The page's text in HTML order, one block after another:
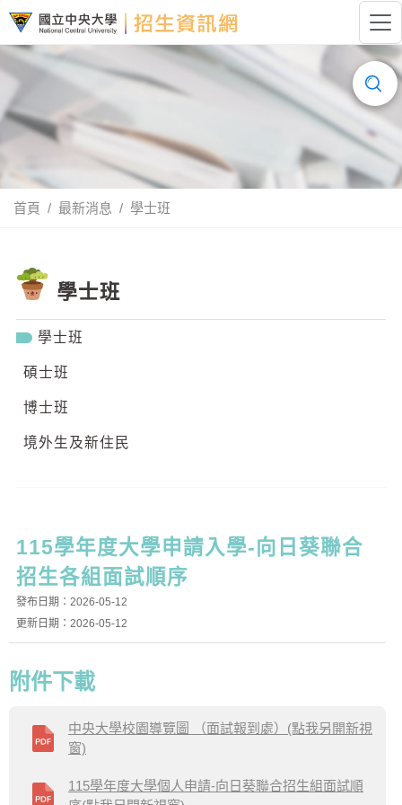
國立中央大學招生資訊網LOGO
搜
尋......
首頁 最新消息 學士班
學士班
學士班
碩士班
博士班
境外生及新住民
115學年度大學申請入學-向日葵聯合
招生各組面試順序
發布日期：2026-05-12
更新日期：2026-05-12
附件下載
中央大學校園導覽圖 （面試報到處）(點我另開新視
窗)
115學年度大學個人申請-向日葵聯合招生組面試順